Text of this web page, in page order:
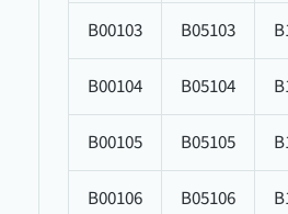
B00103 B05103
B00104 B05104
B00105 B05105
B00106 B05106